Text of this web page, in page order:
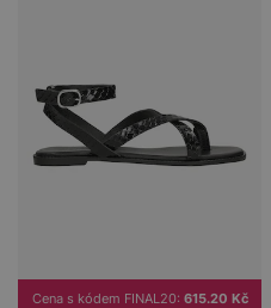
Cena s kódem FINAL20: 615.20 Kč